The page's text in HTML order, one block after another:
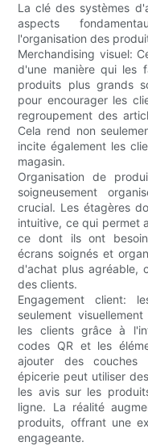
La clé des systèmes
aspects
l'organisation des
Merchandising visuel:
d'une manière qui les
produits plus grands
pour encourager les
regroupement des
Cela rend non
incite également les
magasin.
Organisation de
soigneusement
crucial. Les étagères
intuitive, ce qui permet
ce dont ils ont
écrans soignés et
d'achat plus agréable,
des clients.
Engagement client:
seulement
les clients grâce à
codes QR et les
ajouter des couches
épicerie peut utiliser
les avis sur les
ligne. La réalité
produits, offrant une
engageante.